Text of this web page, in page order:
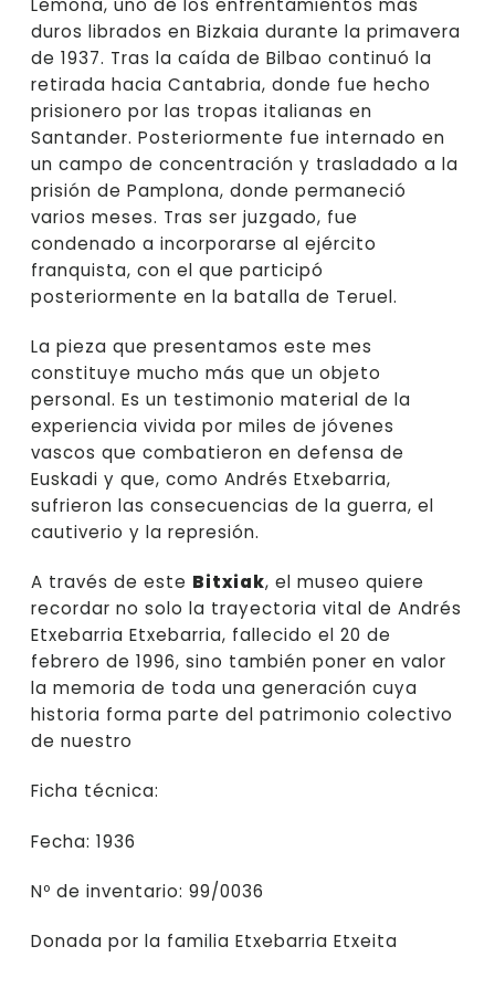
Lemona, uno de los enfrentamientos más
duros librados en Bizkaia durante la primavera
de 1937. Tras la caída de Bilbao continuó la
retirada hacia Cantabria, donde fue hecho
prisionero por las tropas italianas en
Santander. Posteriormente fue internado en
un campo de concentración y trasladado a la
prisión de Pamplona, donde permaneció
varios meses. Tras ser juzgado, fue
condenado a incorporarse al ejército
franquista, con el que participó
posteriormente en la batalla de Teruel.
La pieza que presentamos este mes
constituye mucho más que un objeto
personal. Es un testimonio material de la
experiencia vivida por miles de jóvenes
vascos que combatieron en defensa de
Euskadi y que, como Andrés Etxebarria,
sufrieron las consecuencias de la guerra, el
cautiverio y la represión.
A través de este Bitxiak, el museo quiere
recordar no solo la trayectoria vital de Andrés
Etxebarria Etxebarria, fallecido el 20 de
febrero de 1996, sino también poner en valor
la memoria de toda una generación cuya
historia forma parte del patrimonio colectivo
de nuestro
Ficha técnica:
Fecha: 1936
Nº de inventario: 99/0036
Donada por la familia Etxebarria Etxeita